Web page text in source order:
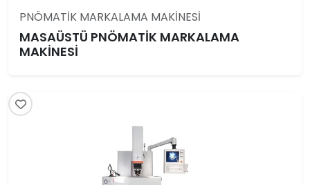
PNÖMATİK MARKALAMA MAKİNESİ
MASAÜSTÜ PNÖMATİK MARKALAMA
MAKİNESİ